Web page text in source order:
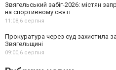
Звягельський забіг-2026: містян
на спортивному святі
11:08, 6 серпня
Прокуратура через суд захистила
Звягельщині
09:00, 6 серпня